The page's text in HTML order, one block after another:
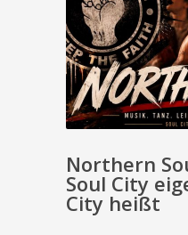
Northern
Soul City
City heißt